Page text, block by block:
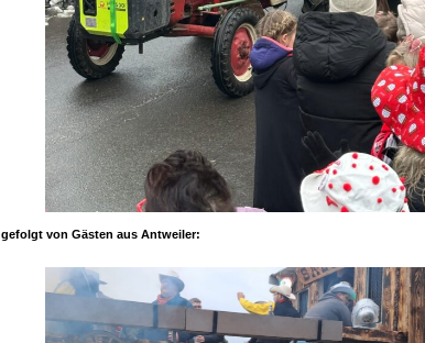
gefolgt von Gästen aus Antweiler: